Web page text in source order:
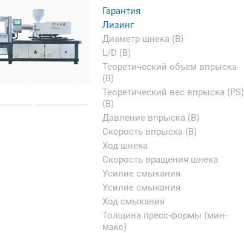
Гарантия
Лизинг
Диаметр шнека (B)
L/D (B)
Теоретический объем впрыска
(B)
Теоретический вес впрыска (PS)
(B)
Давление впрыска (B)
Скорость впрыска (B)
Ход шнека
Скорость вращения шнека
Усилие смыкания
Усилие смыкания
Ход смыкания
Толщина пресс-формы (мин-
макс)